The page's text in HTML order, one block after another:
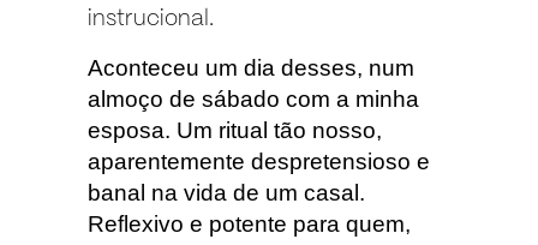
instrucional.
Aconteceu um dia desses, num
almoço de sábado com a minha
esposa. Um ritual tão nosso,
aparentemente despretensioso e
banal na vida de um casal.
Reflexivo e potente para quem,